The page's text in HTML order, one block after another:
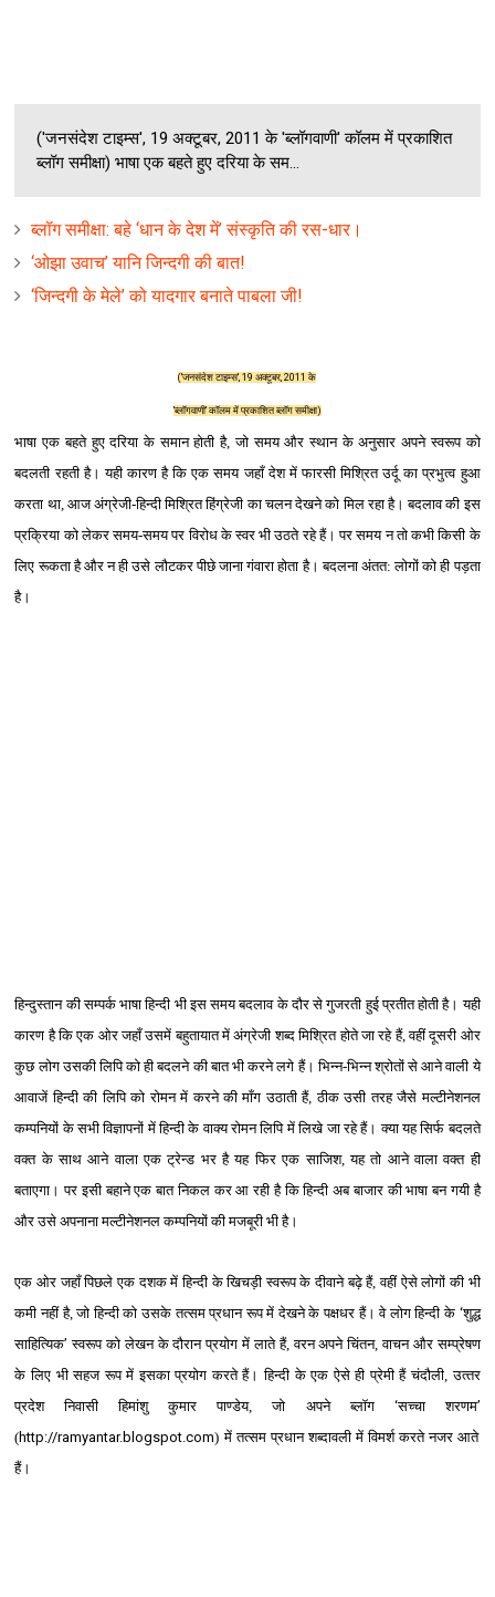
('जनसंदेश टाइम्स', 19 अक्‍टूबर, 2011 के 'ब्लॉगवाणी' कॉलम में प्रकाशित
ब्लॉग समीक्षा) भाषा एक बहते हुए दरिया के सम...
ब्‍लॉग समीक्षा: बहे ‘धान के देश में’ संस्‍कृति की रस-धार।
‘ओझा उवाच’ यानि जिन्‍दगी की बात!
‘जिन्‍दगी के मेले’ को यादगार बनाते पाबला जी!
('जनसंदेश टाइम्स', 19 अक्‍टूबर, 2011 के
'ब्लॉगवाणी' कॉलम में प्रकाशित ब्लॉग समीक्षा)
भाषा एक बहते हुए दरिया के समान होती है, जो समय और स्‍थान के अनुसार अपने स्‍वरूप को
बदलती रहती है। यही कारण है कि एक समय जहाँ देश में फारसी मिश्रित उर्दू का प्रभुत्‍व हुआ
करता था, आज अंग्रेजी-हिन्‍दी मिश्रित हिंग्रेजी का चलन देखने को मिल रहा है। बदलाव की इस
प्रक्रिया को लेकर समय-समय पर विरोध के स्‍वर भी उठते रहे हैं। पर समय न तो कभी किसी के
लिए रूकता है और न ही उसे लौटकर पीछे जाना गंवारा होता है। बदलना अंतत: लोगों को ही पड़ता
है।
हिन्‍दुस्‍तान की सम्‍पर्क भाषा हिन्‍दी भी इस समय बदलाव के दौर से गुजरती हुई प्रतीत होती है। यही
कारण है कि एक ओर जहाँ उसमें बहुतायात में अंग्रेजी शब्‍द मिश्रित होते जा रहे हैं, वहीं दूसरी ओर
कुछ लोग उसकी लिपि को ही बदलने की बात भी करने लगे हैं। भिन्‍न-भिन्‍न श्रोतों से आने वाली ये
आवाजें हिन्‍दी की लिपि को रोमन में करने की माँग उठाती हैं, ठीक उसी तरह जैसे मल्‍टीनेशनल
कम्‍पनियों के सभी विज्ञापनों में हिन्‍दी के वाक्‍य रोमन लिपि में लिखे जा रहे हैं। क्‍या यह सिर्फ बदलते
वक्‍त के साथ आने वाला एक ट्रेन्‍ड भर है यह फिर एक साजिश, यह तो आने वाला वक्‍त ही
बताएगा। पर इसी बहाने एक बात निकल कर आ रही है कि हिन्‍दी अब बाजार की भाषा बन गयी है
और उसे अपनाना मल्‍टीनेशनल कम्‍पनियों की मजबूरी भी है।
एक ओर जहाँ पिछले एक दशक में हिन्‍दी के खिचड़ी स्‍वरूप के दीवाने बढ़े हैं, वहीं ऐसे लोगों की भी
कमी नहीं है, जो हिन्‍दी को उसके तत्‍सम प्रधान रूप में देखने के पक्षधर हैं। वे लोग हिन्‍दी के ‘शुद्ध
साहित्यिक’ स्‍वरूप को लेखन के दौरान प्रयोग में लाते हैं, वरन अपने चिंतन, वाचन और सम्‍प्रेषण
के लिए भी सहज रूप में इसका प्रयोग करते हैं। हिन्‍दी के एक ऐसे ही प्रेमी हैं चंदौली, उत्‍तर
प्रदेश निवासी हिमांशु कुमार पाण्‍डेय, जो अपने ब्‍लॉग ‘सच्‍चा शरणम’
(http://ramyantar.blogspot.com) मेंतत्‍सम प्रधान शब्‍दावली मेंविमर्श करते नजर आते
हैं।